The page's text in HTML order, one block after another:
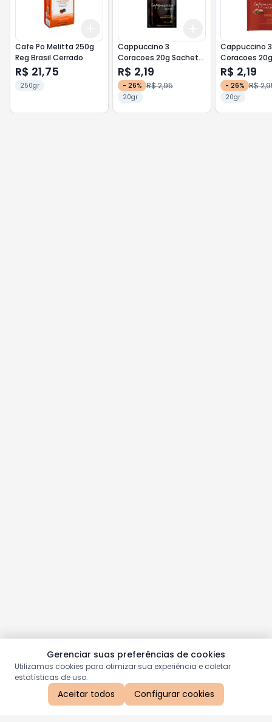
Gerenciar suas preferências de cookies
Utilizamos cookies para otimizar sua experiência e coletar
estatísticas de uso.
Aceitar todos Configurar cookies
10
Cafe Po Melitta 250g
Reg Brasil Cerrado
R$ 21,75
250gr
+10
Cappuccino 3
Coracoes 20g Sachet
Classic
R$ 2,19
- 26% R$ 2,95
20gr
Cappuccino 3
Coracoes
Chocolate
R$ 2,19
- 26% R$
20gr